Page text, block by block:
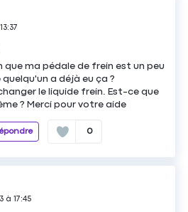
13:37
que ma pédale de frein est un peu
a déjà eu ça ?
le liquide frein. Est-ce que
? Merci pour votre aide
0
à17:45